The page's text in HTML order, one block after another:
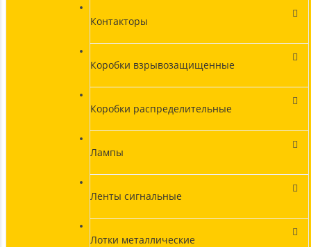
Контакторы
Коробки взрывозащищенные
Коробки распределительные
Лампы
Ленты сигнальные
Лотки металлические